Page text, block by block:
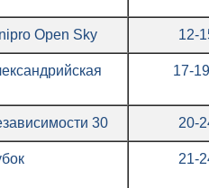
Open Sky 12-
17-
30 20-
21-